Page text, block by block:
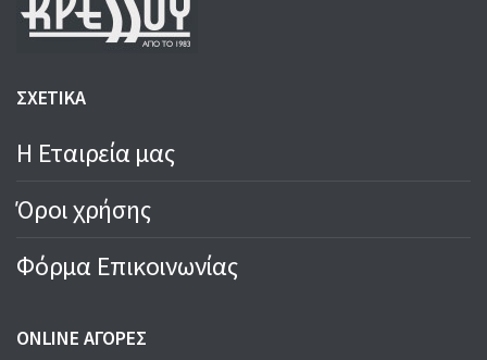
ΣΧΕΤΙΚΑ
Η Εταιρεία μας
Όροι χρήσης
Φόρμα Επικοινωνίας
ONLINE ΑΓΟΡΕΣ